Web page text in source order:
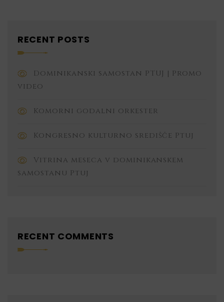
RECENT POSTS
Dominikanski samostan PTUJ | Promo
video
Komorni godalni orkester
Kongresno kulturno središče Ptuj
Vitrina meseca v dominikanskem
samostanu Ptuj
RECENT COMMENTS